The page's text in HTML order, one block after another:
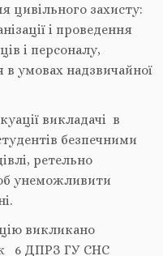
цивільного захисту:
і проведення
і персоналу,
в умовах надзвичайної
викладачі в
безпечними
ретельно
унеможливити
викликано
6 ДПРЗ ГУ СНС